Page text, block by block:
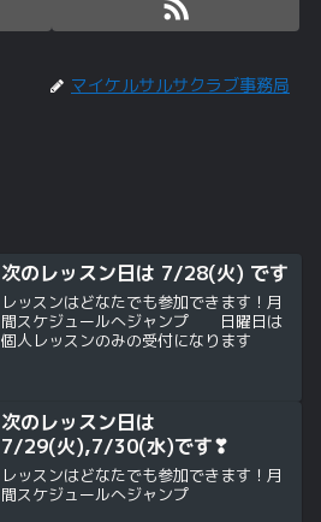
マイケルサルサクラブ事務局
次のレッスン日は 7/28(火) です
レッスンはどなたでも参加できます！月
間スケジュールへジャンプ 日曜日は
個人レッスンのみの受付になります
次のレッスン日は
7/29(火),7/30(水)です❣
レッスンはどなたでも参加できます！月
間スケジュールへジャンプ